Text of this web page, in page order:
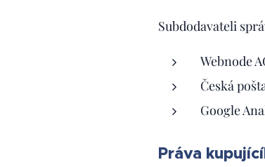
Subdodavateli
Webnode
Česká
Google
Práva